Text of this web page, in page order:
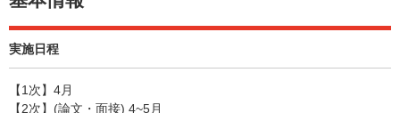
実施日程
【1次】4月
【2次】(論文・面接) 4~5月